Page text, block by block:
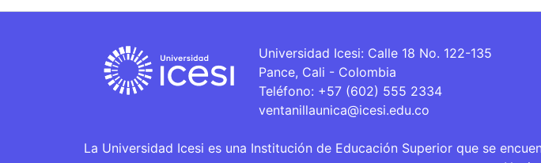
Universidad Icesi: Calle 18 No. 122-135
Pance, Cali - Colombia
Teléfono: +57 (602) 555 2334
ventanillaunica@icesi.edu.co
La Universidad Icesi es una Institución de Educación Superior que se